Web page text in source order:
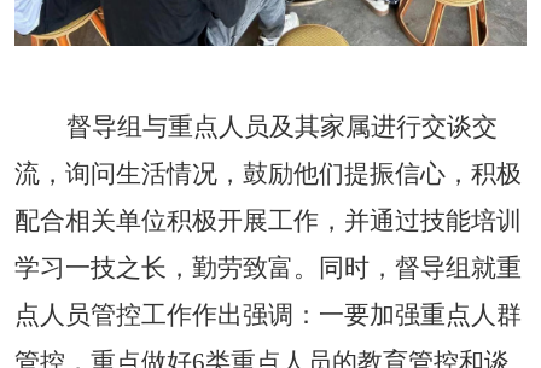
督导组与重点人员及其家属进行交谈交
流，询问生活情况，鼓励他们提振信心，积极
配合相关单位积极开展工作，并通过技能培训
学习一技之长，勤劳致富。同时，督导组就重
点人员管控工作作出强调： 一要加强重点人群